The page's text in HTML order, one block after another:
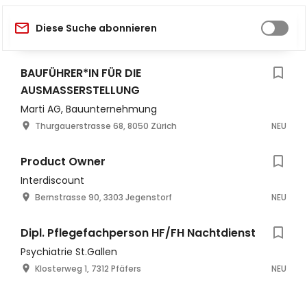
Diese Suche abonnieren
BAUFÜHRER*IN FÜR DIE
AUSMASSERSTELLUNG
Marti AG, Bauunternehmung
Thurgauerstrasse 68, 8050 Zürich NEU
Product Owner
Interdiscount
Bernstrasse 90, 3303 Jegenstorf NEU
Dipl. Pflegefachperson HF/FH Nachtdienst
Psychiatrie St.Gallen
Klosterweg 1, 7312 Pfäfers NEU